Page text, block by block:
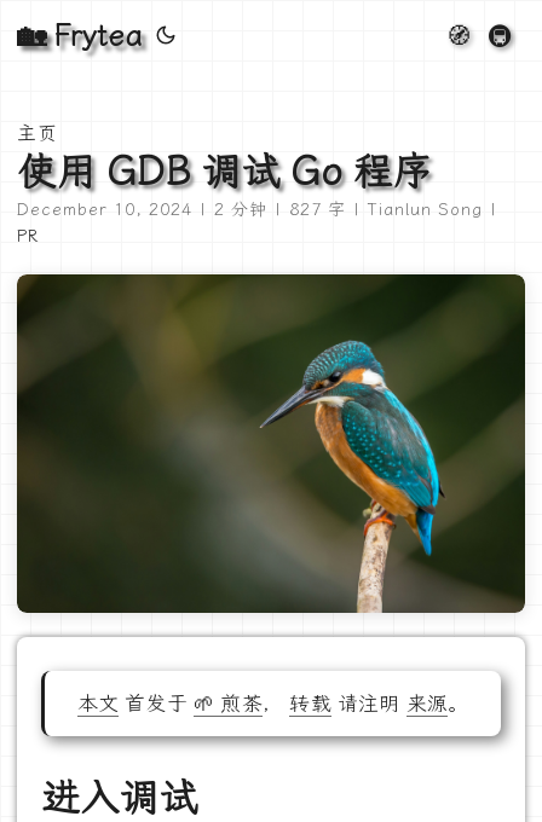
🏡 Frytea 🧭 🚇
主页
使用 GDB 调试 Go 程序
December 10, 2024 | 2 分钟 | 827 字 | Tianlun Song |
PR
本文 首发于 🌱 煎茶，转载请注明 来源。
进入调试